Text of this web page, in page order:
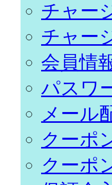
チャー
チャー
会員情
パスワ
メール
クーポ
クーポ